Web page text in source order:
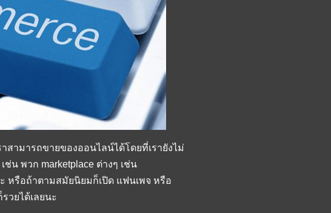
สามารถขายของออนไลน์ได้โดยที่เรายังไม่
ช่น พวก marketplace ต่างๆ เช่น
ะ หรือถ้าตามสมัยนิยมก็เปิด แฟนเพจ หรือ
วยได้เลยนะ